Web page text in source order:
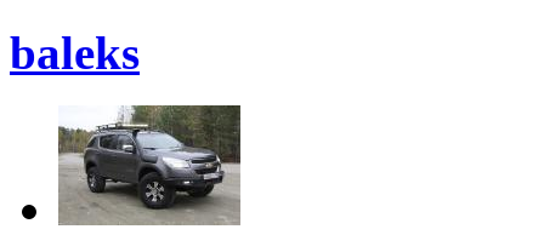
baleks